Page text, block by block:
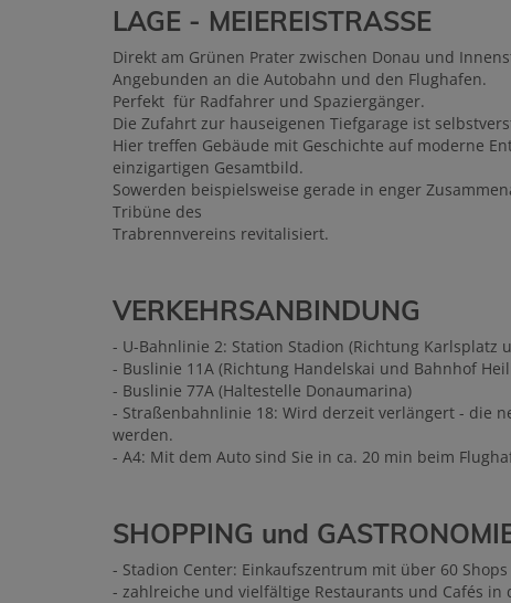
LAGE - MEIEREISTRASSE
Direkt am Grünen Prater zwischen Donau und
Angebunden an die Autobahn und den Flughafen.
Perfekt für Radfahrer und Spaziergänger.
Die Zufahrt zur hauseigenen Tiefgarage ist
Hier treffen Gebäude mit Geschichte auf moderne
einzigartigen Gesamtbild.
Sowerden beispielsweise gerade in enger
Tribüne des
Trabrennvereins revitalisiert.
VERKEHRSANBINDUNG
- U-Bahnlinie 2: Station Stadion (Richtung Karlsplatz
- Buslinie 11A (Richtung Handelskai und Bahnhof
- Buslinie 77A (Haltestelle Donaumarina)
- Straßenbahnlinie 18: Wird derzeit verlängert - die
werden.
- A4: Mit dem Auto sind Sie in ca. 20 min beim
SHOPPING und
- Stadion Center: Einkaufszentrum mit über 60
- zahlreiche und vielfältige Restaurants und Cafés in